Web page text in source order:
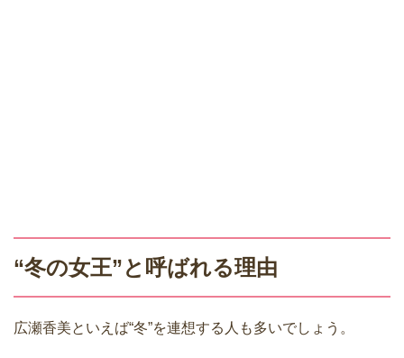
“冬の女王”と呼ばれる理由
広瀬香美といえば“冬”を連想する人も多いでしょう。